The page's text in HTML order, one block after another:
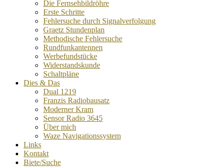
Die Fernsehbildröhre
Erste Schritte
Fehlersuche durch Signalverfolgung
Graetz Stundenplan
Methodische Fehlersuche
Rundfunkantennen
Werbefundstücke
Widerstandskunde
Schaltpläne
Dies & Das
Dual 1219
Franzis Radiobausatz
Moderner Kram
Sensor Radio 3645
Über mich
Waze Navigationssystem
Links
Kontakt
Biete/Suche